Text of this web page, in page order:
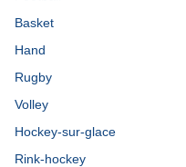
Basket
Hand
Rugby
Volley
Hockey-sur-glace
Rink-hockey